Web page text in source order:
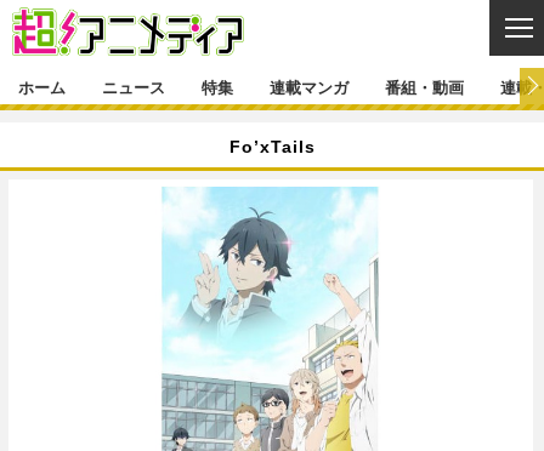
ニュース一覧
ゲーム・アプリ
イベント
特集一覧
連載マンガ一覧
番組・動画一覧
連載・ブログ一覧
編集部ブログ・お知らせ
ホーム ニュース 特集 連載マンガ 番組・動画 連載
Fo’xTails